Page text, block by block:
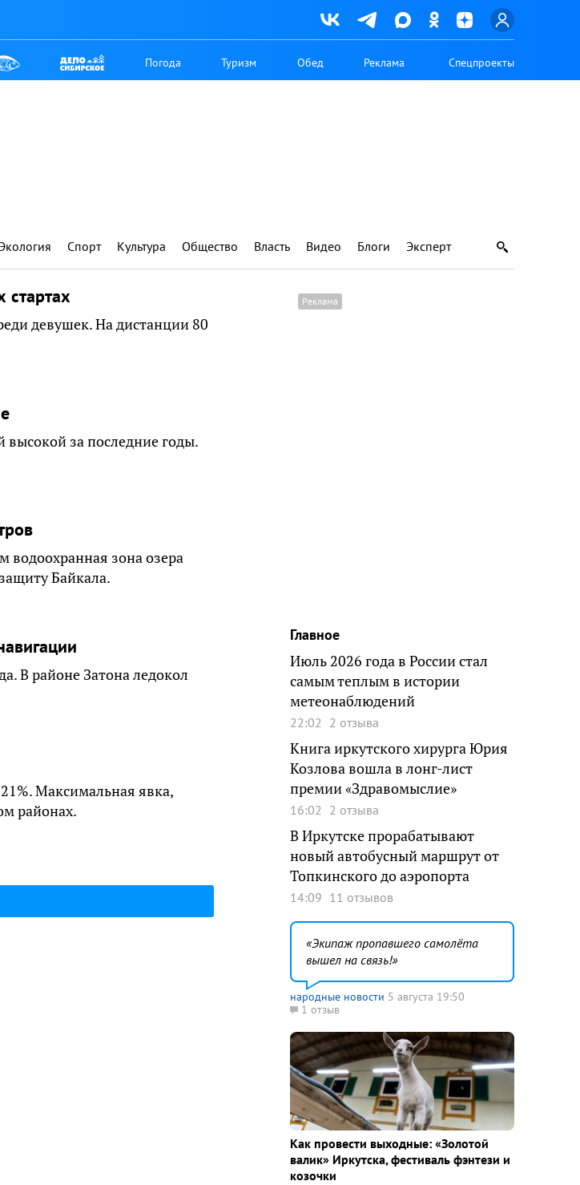
Погода Туризм Обед Реклама Спецпроекты
Спорт Культура Общество Власть Видео Блоги Эксперт
стартах
девушек. На дистанции 80
высокой за последние годы.
водоохранная зона озера
Байкала.
В районе Затона ледокол
Максимальная явка,
районах.
Главное
Июль 2026 года в России стал
самым теплым в истории
метеонаблюдений
22:02 2 отзыва
Книга иркутского хирурга Юрия
Козлова вошла в лонг-лист
премии «Здравомыслие»
16:02 2 отзыва
В Иркутске прорабатывают
новый автобусный маршрут от
Топкинского до аэропорта
14:09 11 отзывов
Экипаж пропавшего самолёта
вышел на связь!
народные новости 5 августа 19:50
1 отзыв
Как провести выходные: «Золотой
валик» Иркутска, фестиваль фэнтези и
козочки